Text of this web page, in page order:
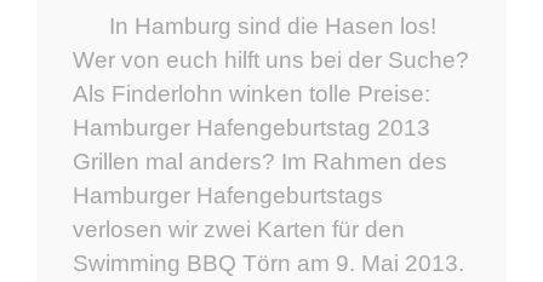
In Hamburg sind die Hasen los!
Wer von euch hilft uns bei der Suche?
Als Finderlohn winken tolle Preise:
Hamburger Hafengeburtstag 2013
Grillen mal anders? Im Rahmen des
Hamburger Hafengeburtstags
verlosen wir zwei Karten für den
Swimming BBQ Törn am 9. Mai 2013.